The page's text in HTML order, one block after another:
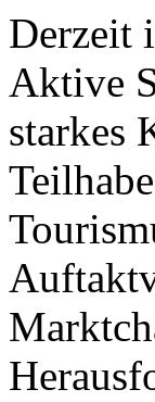
Derzeit
Aktive
starkes